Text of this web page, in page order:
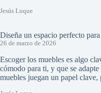
Jesús Luque
Diseña un espacio perfecto
26 de marzo de 2026
Escoger los muebles es algo
cómodo para ti, y que se
muebles juegan un papel